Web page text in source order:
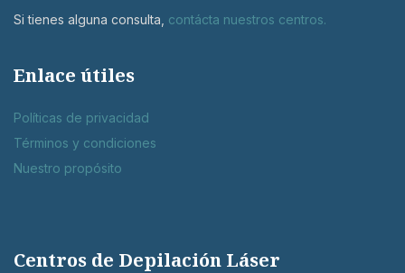
Si tienes alguna consulta, contácta nuestros centros.
Enlace útiles
Políticas de privacidad
Términos y condiciones
Nuestro propósito
Centros de Depilación Láser